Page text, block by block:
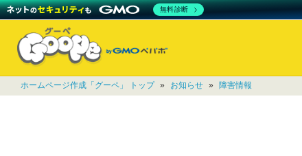
ホームページ作成「グーペ」 トップ » お知らせ » 障害情報
無料診断